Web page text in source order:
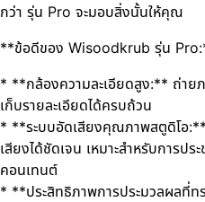
กว่า รุ่น Pro จะมอบสิ่งนั้นให้คุณ
**ข้อดีของ Wisoodkrub รุ่น
* **กล้องความละเอียดสูง:** ถ่าย
เก็บรายละเอียดได้ครบถ้วน
* **ระบบอัดเสียงคุณภาพสตูดิโอ
เสียงได้ชัดเจน เหมาะสำหรับการป
คอนเทนต์
* **ประสิทธิภาพการประมวลผลที่